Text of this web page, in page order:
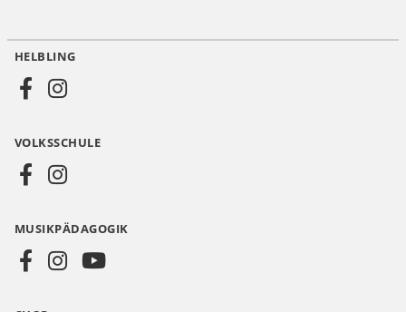
Social
AT
HELBLING
VOLKSSCHULE
MUSIKPÄDAGOGIK